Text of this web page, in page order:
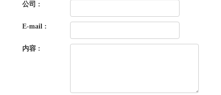
公司 :
E-mail :
内容 :